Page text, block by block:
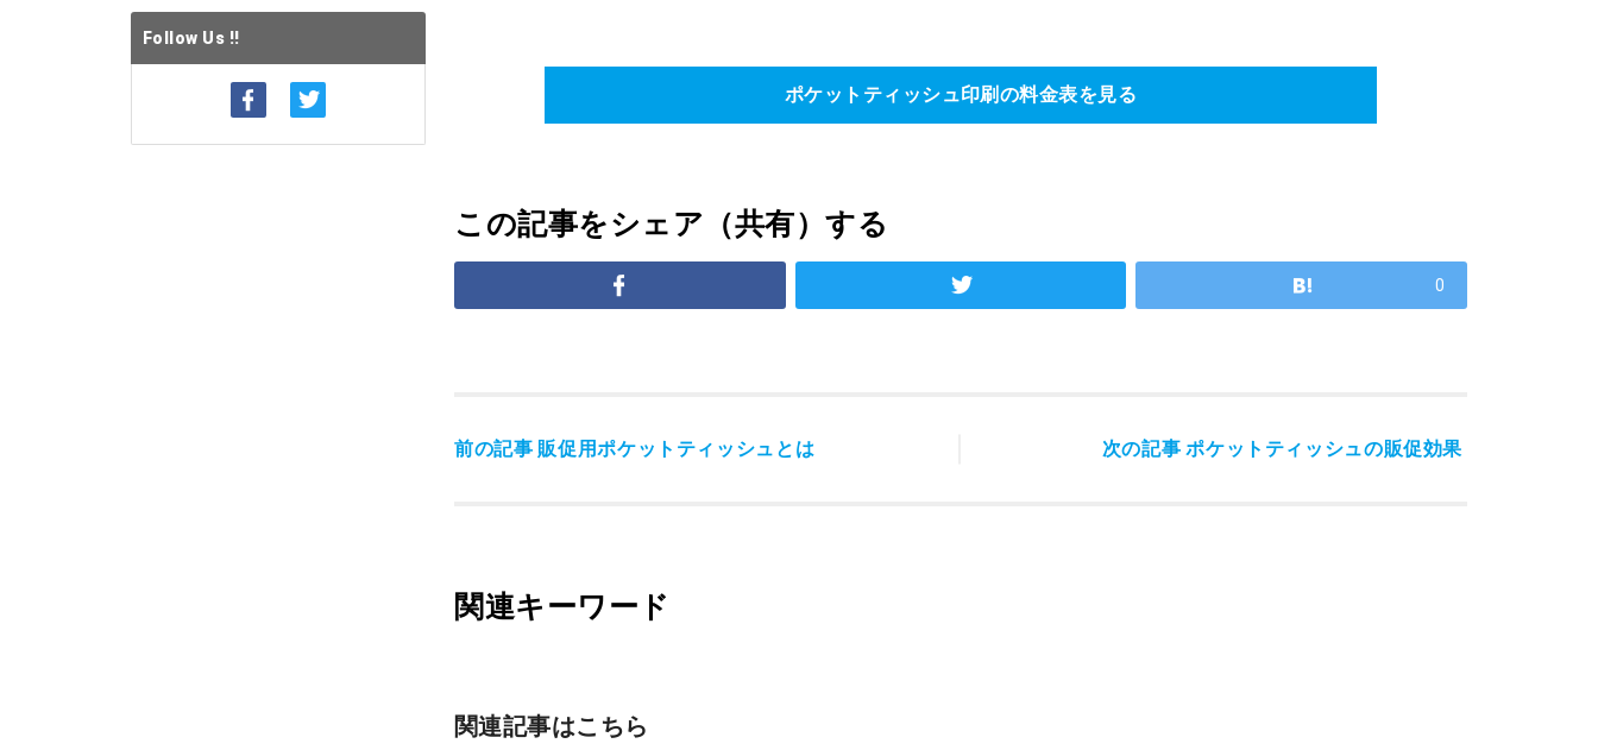
Follow Us !!
ポケットティッシュ印刷の料金表を見る
この記事をシェア（共有）する
0
前の記事 販促用ポケットティッシュとは 次の記事 ポケットティッシュの販促効果
関連キーワード
関連記事はこちら